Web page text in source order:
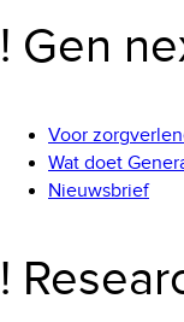
! Gen
Voor
Wat doet
Nieuwsbrief
!